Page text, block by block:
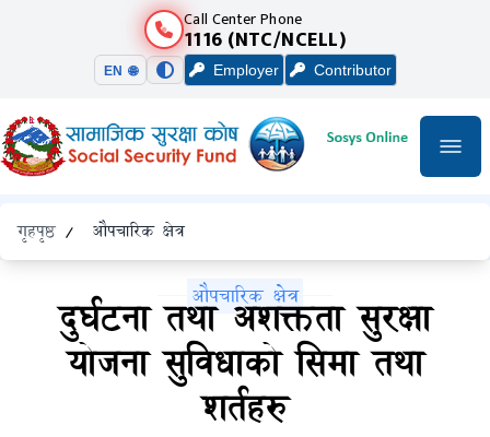
Call Center Phone
1116 (NTC/NCELL)
EN 🌐 Employer Contributor
गृहपृष्ठ / औपचारिक क्षेत्र
औपचारिक क्षेत्र
दुर्घटना तथा अशक्तता सुरक्षा
योजना सुविधाको सिमा तथा
शर्तहरु